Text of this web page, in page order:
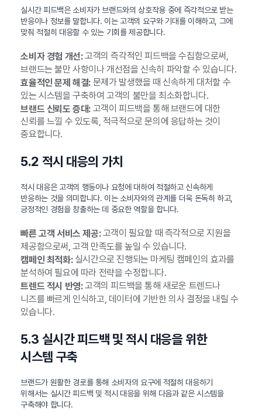
실시간 피드백은 소비자가 브랜드와의 상호작용 중에 즉각적으로 받는
반응이나 정보를 말합니다. 이는 고객의 요구와 기대를 이해하고, 그에
맞춰 적절히 대응할 수 있는 기회를 제공합니다.
소비자 경험 개선:고객의 즉각적인 피드백을 수집함으로써,
브랜드는 불만 사항이나 개선점을 신속히 파악할 수 있습니다.
효율적인 문제 해결:문제가 발생했을 때 신속하게 대처할 수
있는 시스템을 구축하여 고객의 불만을 최소화합니다.
브랜드 신뢰도 증대:고객이 피드백을 통해 브랜드에 대한
신뢰를 느낄 수 있도록, 적극적으로 문의에 응답하는 것이
중요합니다.
5.2 적시 대응의 가치
적시 대응은 고객의 행동이나 요청에 대하여 적절하고 신속하게
반응하는 것을 의미합니다. 이는 소비자와의 관계를 더욱 돈독히 하고,
긍정적인 경험을 창출하는 데 중요한 역할을 합니다.
빠른 고객 서비스 제공:고객이 필요할 때 즉각적으로 지원을
제공함으로써, 고객 만족도를 높일 수 있습니다.
캠페인 최적화:실시간으로 진행되는 마케팅 캠페인의 효과를
분석하여 필요에 따라 전략을 수정합니다.
트렌드 적시 반영:고객의 피드백을 통해 새로운 트렌드나
니즈를 빠르게 인식하고, 데이터에 기반한 의사 결정을 내릴 수
있습니다.
5.3 실시간 피드백 및 적시 대응을 위한
시스템 구축
브랜드가 원활한 경로를 통해 소비자의 요구에 적절히 대응하기
위해서는 실시간 피드백 및 적시 대응을 위해 다음과 같은 시스템을
구축해야 합니다.